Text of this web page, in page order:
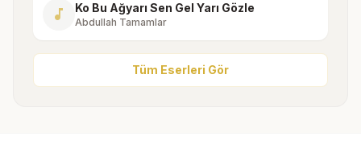
music_note Ko Bu Ağyarı Sen Gel Yarı Gözle
Abdullah Tamamlar
Tüm Eserleri Gör